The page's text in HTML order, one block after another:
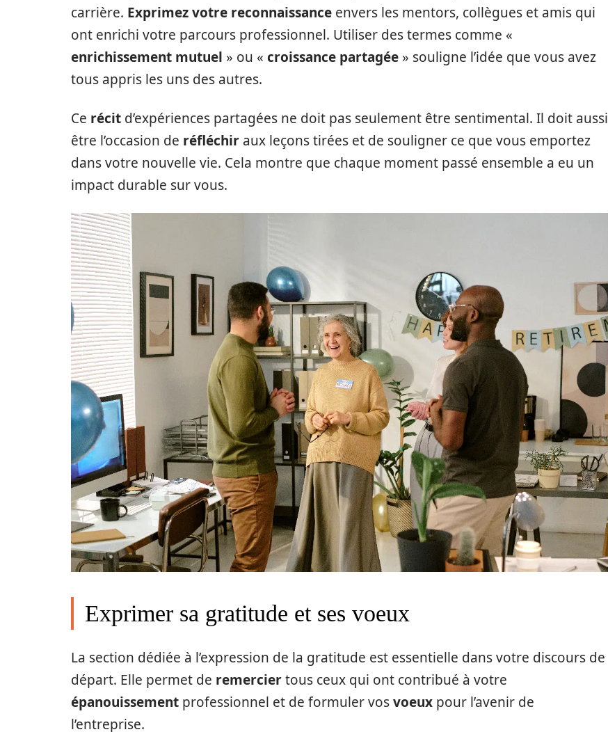
carrière. Exprimez votre reconnaissance envers les mentors, collègues et amis qui
ont enrichi votre parcours professionnel. Utiliser des termes comme «
enrichissement mutuel » ou « croissance partagée » souligne l’idée que vous avez
tous appris les uns des autres.
Ce récit d’expériences partagées ne doit pas seulement être sentimental. Il doit aussi
être l’occasion de réfléchir aux leçons tirées et de souligner ce que vous emportez
dans votre nouvelle vie. Cela montre que chaque moment passé ensemble a eu un
impact durable sur vous.
Exprimer sa gratitude et ses voeux
La section dédiée à l’expression de la gratitude est essentielle dans votre discours de
départ. Elle permet de remerciertous ceux qui ont contribué à votre
épanouissement professionnel et de formuler vosvoeux pour l’avenir de
l’entreprise.